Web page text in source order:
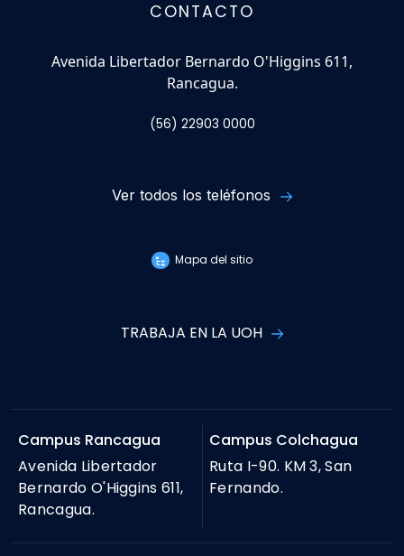
CONTACTO
Avenida Libertador Bernardo O'Higgins 611,
Rancagua.
(56) 22903 0000
Ver todos los teléfonos
Mapa del sitio
TRABAJA EN LA UOH
Campus Rancagua
Avenida Libertador
Bernardo O'Higgins 611,
Rancagua.
Campus Colchagua
Ruta I-90. KM 3, San
Fernando.